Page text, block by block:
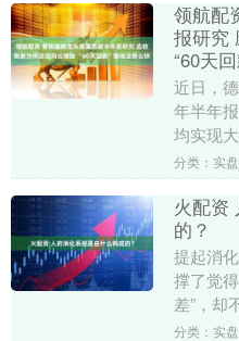
领航配
报研究
“60天
近日，
年半年
均实现
易日，
分类：实
火配资
的？
提起消
撑了觉
差”，却
团队”，
分类：实